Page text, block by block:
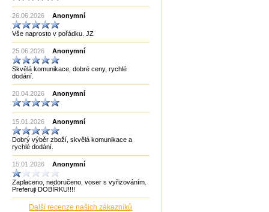
Made in India CHOPRA
Made in Taiwan
Manopoulos
MF3
mf8
MoYu
Německo
Německo Bartl
Německo HCM
New Pelikan
Old Pelikan
Out of the blue
Philos
Piatnik
Puzzle Master Kanada
QiYi
RADEMIC
Recent Toys
Robetoy
Robetoy,Bartl
Rubiks
Rumunsko
26.06.2026 Anonymní
Vše naprosto v pořádku. JZ
25.06.2026 Anonymní
Skvělá komunikace, dobré ceny, rychlé
dodání.
20.04.2026 Anonymní
15.01.2026 Anonymní
Dobrý výběr zboží, skvělá komunikace a
rychlé dodání.
15.01.2026 Anonymní
Zaplaceno, nedoručeno, voser s vyřizováním.
Preferuji DOBÍRKU!!!!
Další recenze našich zákazníků